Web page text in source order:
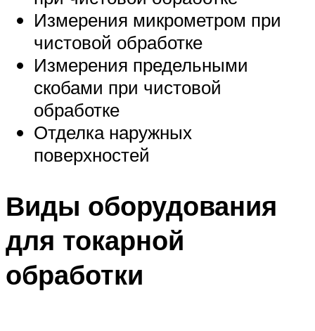
Измерения микрометром при
чистовой обработке
Измерения предельными
скобами при чистовой
обработке
Отделка наружных
поверхностей
Виды оборудования
для токарной
обработки